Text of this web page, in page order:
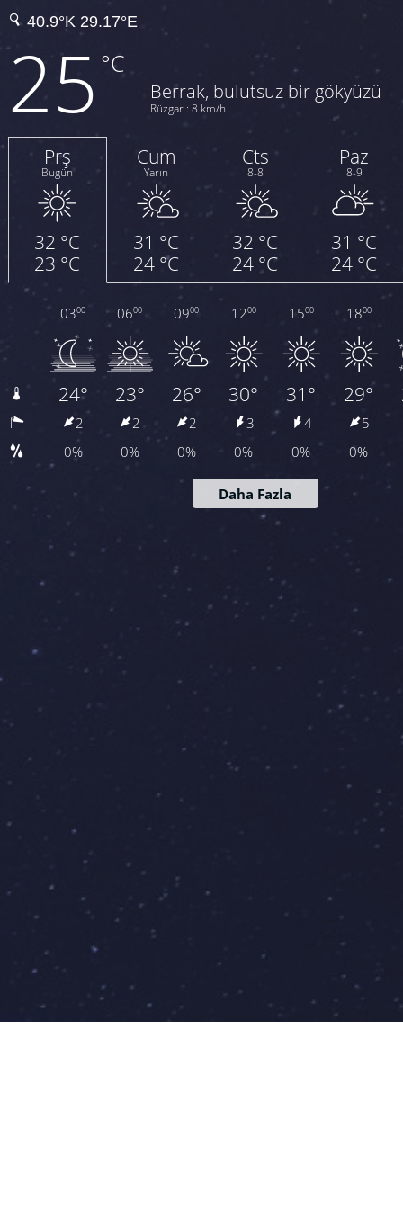
25 °C
Berrak, bulutsuz bir gökyüzü
Rüzgar : 8 km/h
Prş
Bugün
32 °C
23 °C
Cum
Yarın
31 °C
24 °C
Cts
8-8
32 °C
24 °C
Paz
8-9
31 °C
24 °C
0300 0600 0900 1200 1500 1800
24° 23° 26° 30° 31° 29°
2 2 2 3 4
5
0%
0% 0% 0% 0% 0%
Daha Fazla